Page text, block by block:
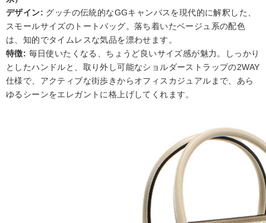
デザイン: グッチの伝統的なGGキャンバスを現代的に解釈した、
スモールサイズのトートバッグ。落ち着いたベージュ系の配色
は、知的でタイムレスな気品を漂わせます。
特徴: 毎日使いたくなる、ちょうど良いサイズ感が魅力。しっかり
としたハンドルと、取り外し可能なショルダーストラップの2WAY
仕様で、アクティブな街歩きからオフィスカジュアルまで、あら
ゆるシーンをエレガントに格上げしてくれます。